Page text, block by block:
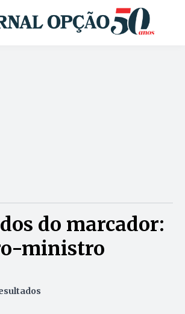
do marcador:
ministro